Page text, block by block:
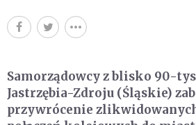
Samorządowcy z blisko 90-
Jastrzębia-Zdroju (Śląskie)
przywrócenie